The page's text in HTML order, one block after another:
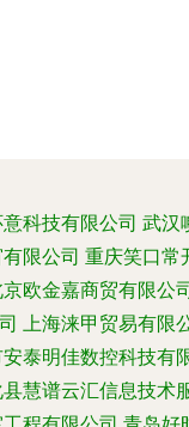
科技有限公司 武汉
限公司 重庆笑口常
欧金嘉商贸有限公
上海涞甲贸易有限
泰明佳数控科技有
慧谱云汇信息技术